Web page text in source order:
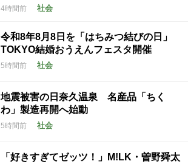
4時間前 社会
令和8年8月8日を「はちみつ結びの日」
TOKYO結婚おうえんフェスタ開催
5時間前 社会
地震被害の日奈久温泉 名産品「ちく
わ」製造再開へ始動
5時間前 社会
「好きすぎてゼッツ！」M!LK・曽野舜太